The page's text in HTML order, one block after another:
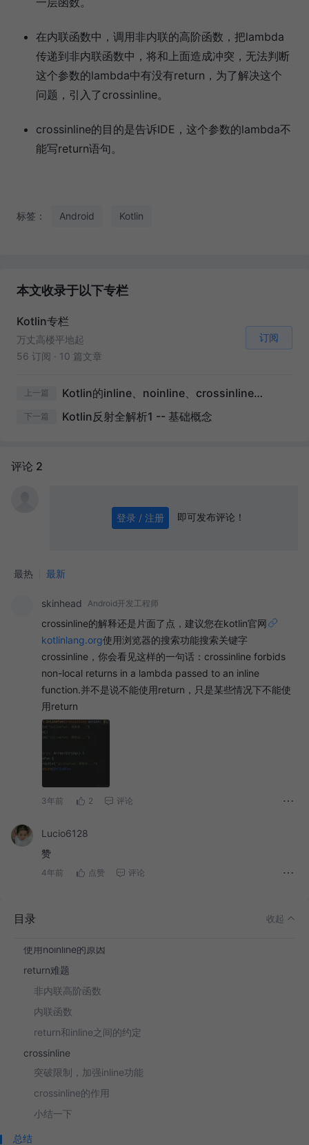
在内联函数中，调用非内联的高阶函数，把lambda
传递到非内联函数中，将和上面造成冲突，无法判断
这个参数的lambda中有没有return，为了解决这个
问题，引入了crossinline。
crossinline的目的是告诉IDE，这个参数的lambda不
能写return语句。
标签： Android Kotlin
本文收录于以下专栏
Kotlin专栏
万丈高楼平地起
56 订阅 · 10 篇文章
订阅
上一篇 Kotlin的inline、noinline、crossinline全面分析1
下一篇 Kotlin反射全解析1 -- 基础概念
评论 2
登录 / 注册 即可发布评论！
最热 最新
skinhead Android开发工程师
crossinline的解释还是片面了点，建议您在kotlin官网
kotlinlang.org使用浏览器的搜索功能搜索关键字
crossinline，你会看见这样的一句话：crossinline forbids
non-local returns in a lambda passed to an inline
function.并不是说不能使用return，只是某些情况下不能使
用return
3年前 2 评论
Lucio6128
赞
4年前 点赞 评论
目录 收起
使用noinline的原因
return难题
非内联高阶函数
内联函数
return和inline之间的约定
crossinline
突破限制，加强inline功能
crossinline的作用
小结一下
总结